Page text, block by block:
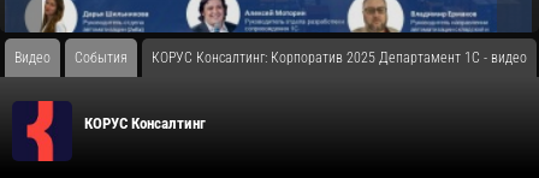
Видео События ​КОРУС Консалтинг: Корпоратив 2025 Департамент 1С - видео
КОРУС Консалтинг